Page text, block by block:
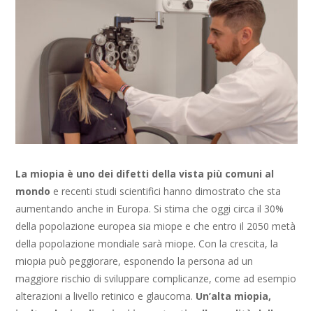
La miopia è uno dei difetti della vista più comuni al
mondo e recenti studi scientifici hanno dimostrato che sta
aumentando anche in Europa. Si stima che oggi circa il 30%
della popolazione europea sia miope e che entro il 2050 metà
della popolazione mondiale sarà miope. Con la crescita, la
miopia può peggiorare, esponendo la persona ad un
maggiore rischio di sviluppare complicanze, come ad esempio
alterazioni a livello retinico e glaucoma. Un’alta miopia,